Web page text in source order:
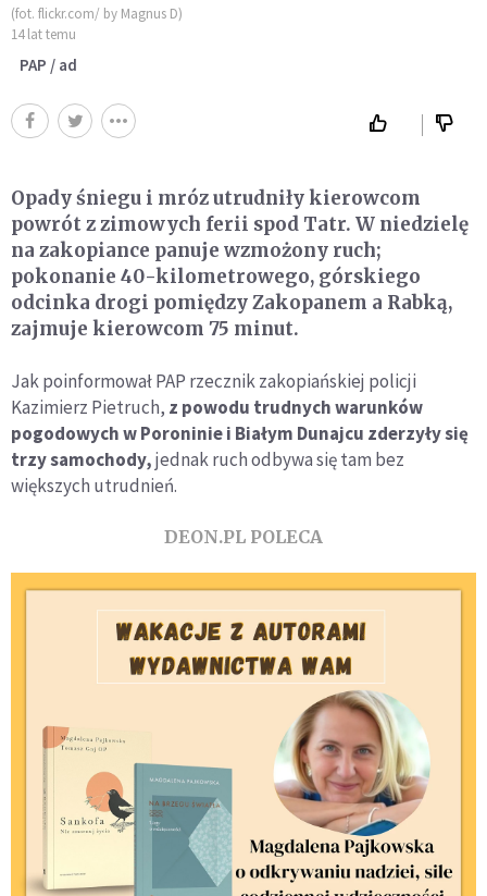
(fot. flickr.com/ by Magnus D)
14 lat temu
PAP / ad
Opady śniegu i mróz utrudniły kierowcom
powrót z zimowych ferii spod Tatr. W niedzielę
na zakopiance panuje wzmożony ruch;
pokonanie 40-kilometrowego, górskiego
odcinka drogi pomiędzy Zakopanem a Rabką,
zajmuje kierowcom 75 minut.
Jak poinformował PAP rzecznik zakopiańskiej policji
Kazimierz Pietruch, z powodu trudnych warunków
pogodowych w Poroninie i Białym Dunajcu zderzyły się
trzy samochody,jednak ruch odbywa się tam bez
większych utrudnień.
DEON.PL POLECA